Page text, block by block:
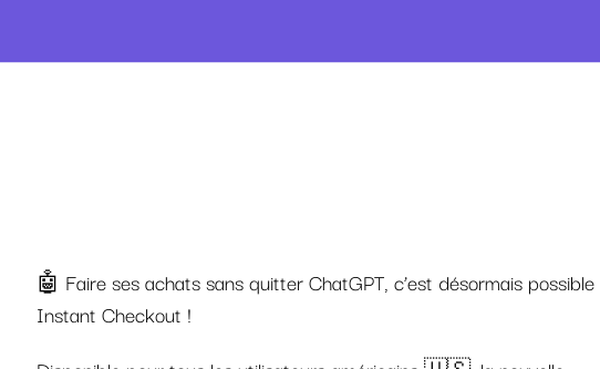
🤖 Faire ses achats sans quitter ChatGPT, c’est désormais
Instant Checkout !